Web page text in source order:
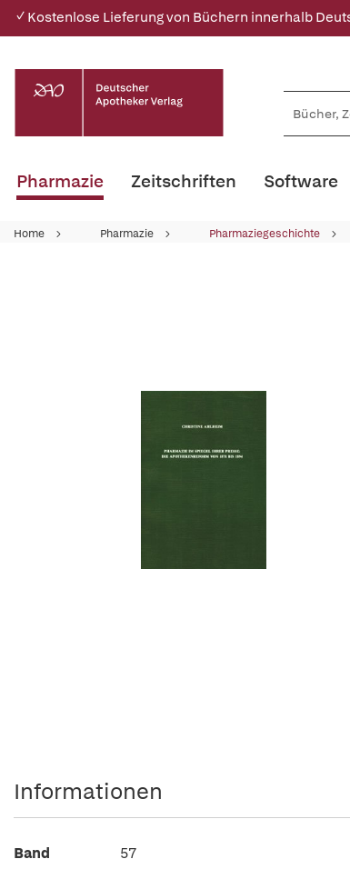
✓ Kostenlose Lieferung von Büchern innerhalb
Pharmazie Zeitschriften Software
Home Pharmazie Pharmaziegeschichte
Informationen
Band
57